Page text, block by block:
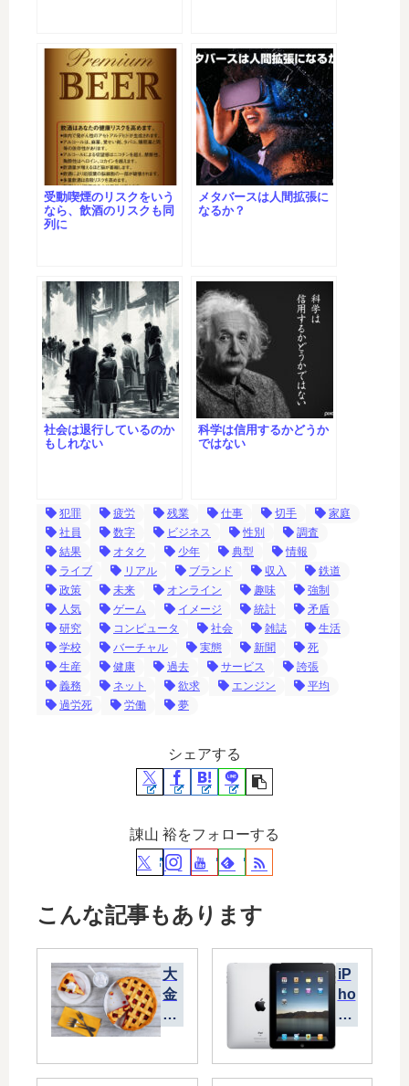
受動喫煙のリスクをいう
なら、飲酒のリスクも同
列に
メタバースは人間拡張に
なるか？
社会は退行しているのか
もしれない
科学は信用するかどうか
ではない
犯罪 疲労 残業 仕事 切手
家庭
社員
数字 ビジネス 性別
調査
結果
オタク 少年 典型
情報
ライブ
リアル ブランド 収入
鉄道
政策
未来 オンライン 趣味
強制
人気
ゲーム イメージ 統計
矛盾
研究
コンピュータ 社会 雑誌
生活
学校
バーチャル 実態 新聞
死
生産
健康 過去 サービス
誇張
義務
ネット 欲求 エンジン
平均
過労死
労働 夢
シェアする
諌山 裕をフォローする
こんな記事もあります
大
金
持
貧
iP
ho
ne
ad